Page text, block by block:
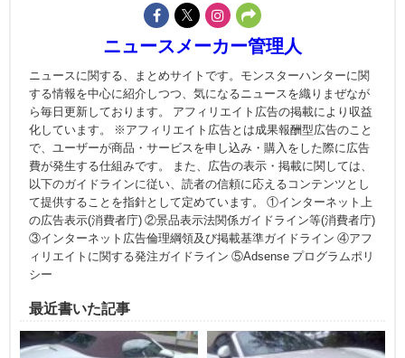
ニュースメーカー管理人
ニュースに関する、まとめサイトです。モンスターハンターに関
する情報を中心に紹介しつつ、気になるニュースを織りまぜなが
ら毎日更新しております。 アフィリエイト広告の掲載により収益
化しています。 ※アフィリエイト広告とは成果報酬型広告のこと
で、ユーザーが商品・サービスを申し込み・購入をした際に広告
費が発生する仕組みです。 また、広告の表示・掲載に関しては、
以下のガイドラインに従い、読者の信頼に応えるコンテンツとし
て提供することを指針として定めています。 ①インターネット上
の広告表示(消費者庁) ②景品表示法関係ガイドライン等(消費者庁)
③インターネット広告倫理綱領及び掲載基準ガイドライン ④アフ
ィリエイトに関する発注ガイドライン ⑤Adsense プログラムポリ
シー
最近書いた記事